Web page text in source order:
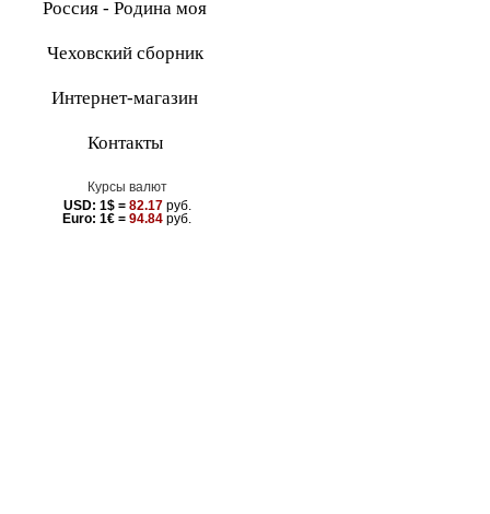
Россия - Родина моя
Чеховский сборник
Интернет-магазин
Контакты
Курсы валют
USD: 1$ = 82.17 руб.
Euro: 1€ = 94.84 руб.